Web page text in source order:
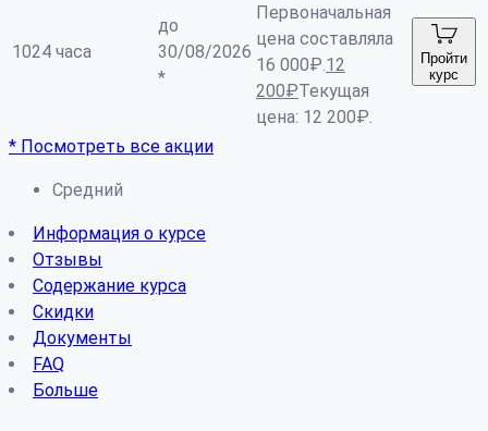
1024 часа
до
30/08/2026
*
Первоначальная
цена составляла
16 000₽.12
200₽Текущая
цена: 12 200₽.
Пройти
курс
* Посмотреть все акции
Средний
Информация о курсе
Отзывы
Содержание курса
Скидки
Документы
FAQ
Больше